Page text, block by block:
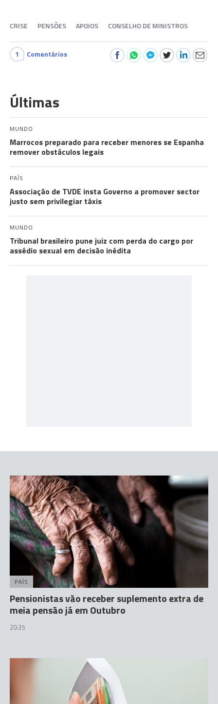
CRISE PENSÕES APOIOS CONSELHO DE MINISTROS
1 Comentários
Últimas
MUNDO
Marrocos preparado para receber menores se Espanha
remover obstáculos legais
PAÍS
Associação de TVDE insta Governo a promover sector
justo sem privilegiar táxis
MUNDO
Tribunal brasileiro pune juiz com perda do cargo por
assédio sexual em decisão inédita
PAÍS
Pensionistas vão receber suplemento extra de
meia pensão já em Outubro
20:35